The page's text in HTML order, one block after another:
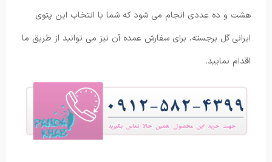
هشت و ده عددی انجام می شود که شما با انتخاب این پتوی
ایرانی گل برجسته، برای سفارش عمده آن نیز می توانید از طریق ما
اقدام نمایید.